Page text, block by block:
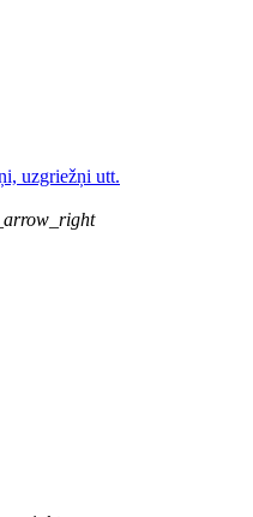
uzgriežņi utt.